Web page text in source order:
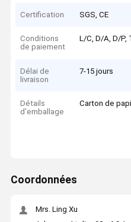
Certification SGS, CE
Conditions
de paiement
L/C, D/A, D/P,
Délai de
livraison
7-15 jours
Détails
d'emballage
Carton de
Coordonnées
Mrs. Ling Xu